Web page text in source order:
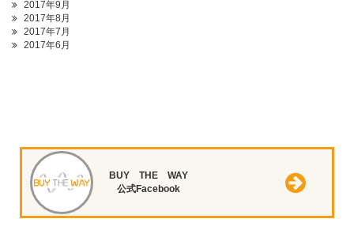
2017年9月
2017年8月
2017年7月
2017年6月
BUY THE WAY
公式Facebook